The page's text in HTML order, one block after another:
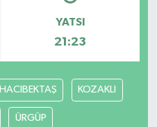
YATSI
21:23
HACIBEKTAŞ KOZAKLI
ÜRGÜP